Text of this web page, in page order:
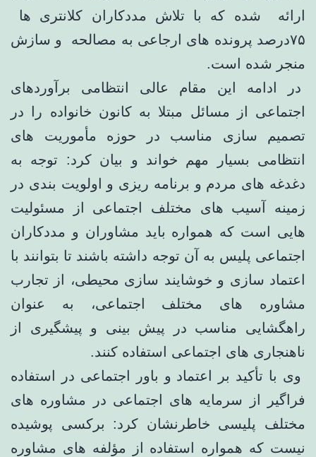
ارائه شده که با تلاش مددکاران کلانتری ها
۷۵درصد پرونده های ارجاعی به مصالحه و سازش
منجر شده است.
در ادامه این مقام عالی انتظامی برآوردهای
اجتماعی از مسائل مبتلا به کانون خانواده را در
تصمیم سازی مناسب در حوزه مأموریت های
انتظامی بسیار مهم خواند و بیان کرد: توجه به
دغدغه های مردم و برنامه ریزی و اولویت بندی در
زمینه آسیب های مختلف اجتماعی از مسئولیت
هایی است که همواره باید مشاوران و مددکاران
اجتماعی پلیس به آن توجه داشته باشند تا بتوانند با
اعتماد سازی و خوشایند سازی محیطی، از تجارب
مشاوره های مختلف اجتماعی، به عنوان
راهگشایی مناسب در پیش بینی و پیشگیری از
ناهنجاری های اجتماعی استفاده کنند.
وی با تأکید بر اعتماد و باور اجتماعی در استفاده
فراگیر از سرمایه های اجتماعی در مشاوره های
مختلف پلیسی خاطرنشان کرد: برکسی پوشیده
نیست که همواره استفاده از مؤلفه های مشاوره